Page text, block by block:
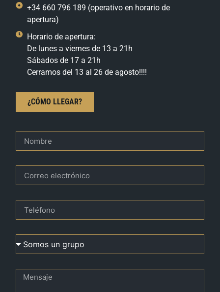
+34 660 796 189 (operativo en horario de
apertura)
Horario de apertura:
De lunes a viernes de 13 a 21h
Sábados de 17 a 21h
Cerramos del 13 al 26 de agosto!!!!
¿CÓMO LLEGAR?